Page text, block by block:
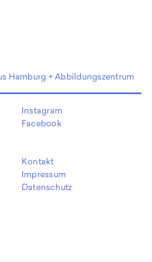
Hamburg + Abbildungszentrum
Instagram
Facebook
Kontakt
Impressum
Datenschutz